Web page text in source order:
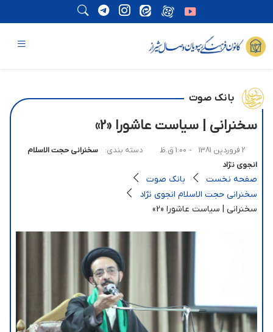
بانک صوت
سخنرانی | سیاست عاشورا «2»
2 فروردین 1381 - 1:00 ق.ظ دسته بندی:
سخنرانی حجت الاسلام
انجوی نژاد
صفحه نخست
بانک صوت
سخنرانی حجت الاسلام انجوی نژاد
سخنرانی | سیاست عاشورا «2»